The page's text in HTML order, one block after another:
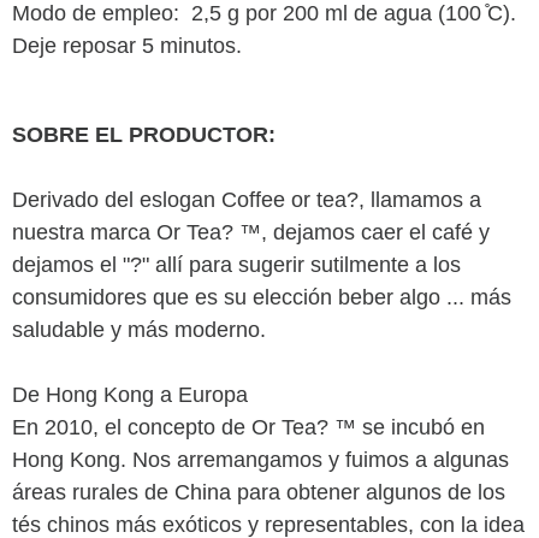
Modo de empleo: 2,5 g por 200 ml de agua (100 ̊C).
Deje reposar 5 minutos.
SOBRE EL PRODUCTOR:
Derivado del eslogan Coffee or tea?, llamamos a
nuestra marca Or Tea? ™, dejamos caer el café y
dejamos el "?" allí para sugerir sutilmente a los
consumidores que es su elección beber algo ... más
saludable y más moderno.
De Hong Kong a Europa
En 2010, el concepto de Or Tea? ™ se incubó en
Hong Kong. Nos arremangamos y fuimos a algunas
áreas rurales de China para obtener algunos de los
tés chinos más exóticos y representables, con la idea